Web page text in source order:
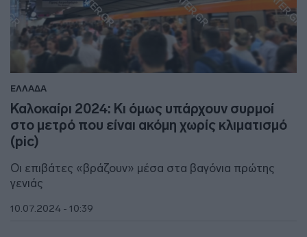
ΕΛΛΑΔΑ
Καλοκαίρι 2024: Κι όμως υπάρχουν συρμοί
στο μετρό που είναι ακόμη χωρίς κλιματισμό
(pic)
Οι επιβάτες «βράζουν» μέσα στα βαγόνια πρώτης
γενιάς
10.07.2024 - 10:39